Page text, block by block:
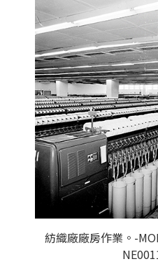
紡織廠廠房作業。-